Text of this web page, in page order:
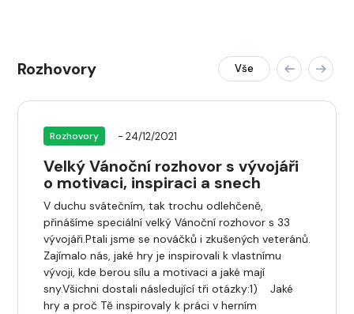
Rozhovory Vše
Rozhovory - 24/12/2021
Velký Vánoční rozhovor s vývojáři
o motivaci, inspiraci a snech
V duchu svátečním, tak trochu odlehčeně,
přinášíme speciální velký Vánoční rozhovor s 33
vývojáři.Ptali jsme se nováčků i zkušených veteránů.
Zajímalo nás, jaké hry je inspirovali k vlastnímu
vývoji, kde berou sílu a motivaci a jaké mají
sny.Všichni dostali následující tři otázky:1) Jaké
hry a proč Tě inspirovaly k práci v herním